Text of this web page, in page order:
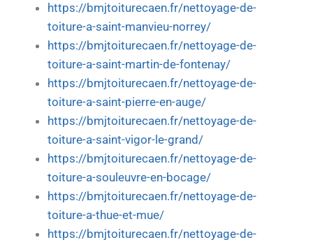
https://bmjtoiturecaen.fr/nettoyage-de-
toiture-a-saint-manvieu-norrey/
https://bmjtoiturecaen.fr/nettoyage-de-
toiture-a-saint-martin-de-fontenay/
https://bmjtoiturecaen.fr/nettoyage-de-
toiture-a-saint-pierre-en-auge/
https://bmjtoiturecaen.fr/nettoyage-de-
toiture-a-saint-vigor-le-grand/
https://bmjtoiturecaen.fr/nettoyage-de-
toiture-a-souleuvre-en-bocage/
https://bmjtoiturecaen.fr/nettoyage-de-
toiture-a-thue-et-mue/
https://bmjtoiturecaen.fr/nettoyage-de-